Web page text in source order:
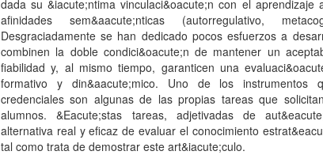
dada su &iacute;ntima vinculaci&oacute;n con el aprendizaje
afinidades sem&aacute;nticas (autorregulativo,
Desgraciadamente se han dedicado pocos esfuerzos a
combinen la doble condici&oacute;n de mantener un
fiabilidad y, al mismo tiempo, garanticen una
formativo y din&aacute;mico. Uno de los instrumentos
credenciales son algunas de las propias tareas que
alumnos. &Eacute;stas tareas, adjetivadas de
alternativa real y eficaz de evaluar el conocimiento
tal como trata de demostrar este art&iacute;culo.